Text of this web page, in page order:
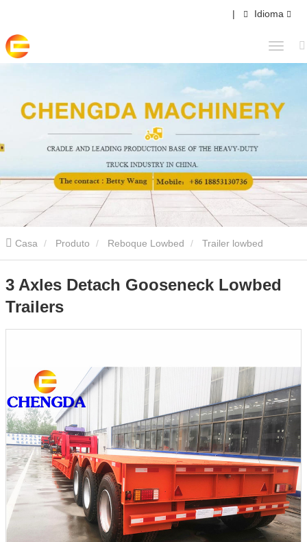
| Idioma
Casa Produto Reboque Lowbed Trailer lowbed
3 Axles Detach Gooseneck Lowbed
Trailers